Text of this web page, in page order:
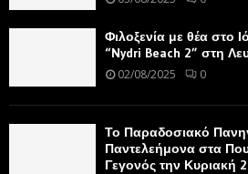
Φιλοξενία με θέα στο
“Nydri Beach 2” στη
02/08/2025 0
Το Παραδοσιακό
Παντελεήμονα στα
Γεγονός την Κυριακή